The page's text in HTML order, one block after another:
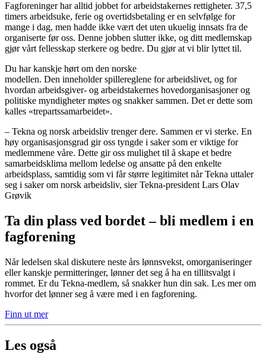
Fagforeninger har alltid jobbet for arbeidstakernes rettigheter. 37,5
timers arbeidsuke, ferie og overtidsbetaling er en selvfølge for
mange i dag, men hadde ikke vært det uten ukuelig innsats fra de
organiserte før oss. Denne jobben slutter ikke, og ditt medlemskap
gjør vårt fellesskap sterkere og bedre. Du gjør at vi blir lyttet til.
Du har kanskje hørt om den norske
modellen. Den inneholder spillereglene for arbeidslivet, og for
hvordan arbeidsgiver- og arbeidstakernes hovedorganisasjoner og
politiske myndigheter møtes og snakker sammen. Det er dette som
kalles «trepartssamarbeidet».
– Tekna og norsk arbeidsliv trenger dere. Sammen er vi sterke. En
høy organisasjonsgrad gir oss tyngde i saker som er viktige for
medlemmene våre. Dette gir oss mulighet til å skape et bedre
samarbeidsklima mellom ledelse og ansatte på den enkelte
arbeidsplass, samtidig som vi får større legitimitet når Tekna uttaler
seg i saker om norsk arbeidsliv, sier Tekna-president Lars Olav
Grøvik
Ta din plass ved bordet – bli medlem i en
fagforening
Når ledelsen skal diskutere neste års lønnsvekst, omorganiseringer
eller kanskje permitteringer, lønner det seg å ha en tillitsvalgt i
rommet. Er du Tekna-medlem, så snakker hun din sak. Les mer om
hvorfor det lønner seg å være med i en fagforening.
Finn ut mer
Les også